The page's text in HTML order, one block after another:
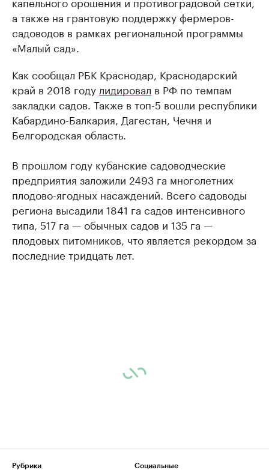
а также на грантовую поддержку фермеров-
садоводов в рамках региональной программы
«Малый сад».
Как сообщал РБК Краснодар, Краснодарский
край в 2018 году лидировал в РФ по темпам
закладки садов. Также в топ-5 вошли республики
Кабардино-Балкария, Дагестан, Чечня и
Белгородская область.
В прошлом году кубанские садоводческие
предприятия заложили 2493 га многолетних
плодово-ягодных насаждений. Всего садоводы
региона высадили 1841 га садов интенсивного
типа, 517 га — обычных садов и 135 га —
плодовых питомников, что является рекордом за
последние тридцать лет.
Рубрики
Социальные